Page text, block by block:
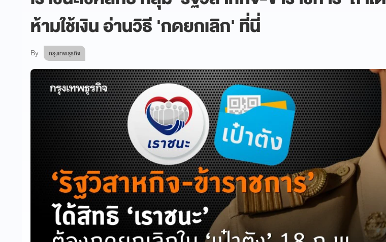
ห้ามใช้เงิน อ่านวิธี 'กดยกเลิก' ที่นี่
By กรุงเทพธุรกิจ